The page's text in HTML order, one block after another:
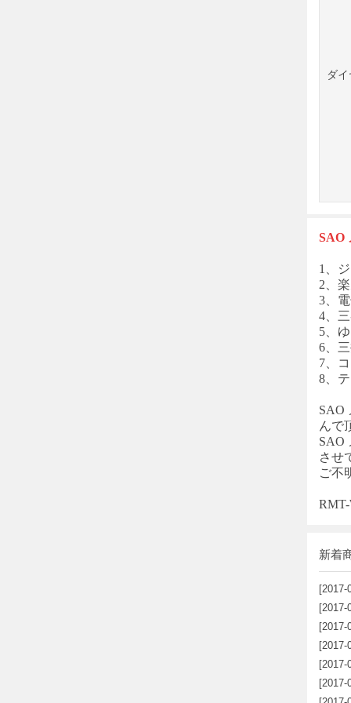
ダ
SAO
1、
2、
3、
4、
5、
6、
7、
8、
SAO
んで
SAO
させ
ご不
新着
[2017-
[2017-
[2017-
[2017-
[2017-
[2017-